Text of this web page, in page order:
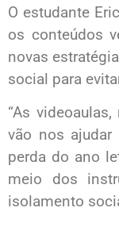
O estudante
os conteúdos
novas
social para
“As
vão nos
perda do ano
meio dos
isolamento